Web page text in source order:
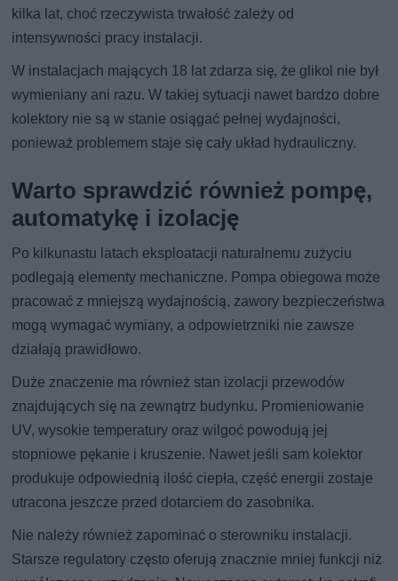
kilka lat, choć rzeczywista trwałość zależy od
intensywności pracy instalacji.
W instalacjach mających 18 lat zdarza się, że glikol nie był
wymieniany ani razu. W takiej sytuacji nawet bardzo dobre
kolektory nie są w stanie osiągać pełnej wydajności,
ponieważ problemem staje się cały układ hydrauliczny.
Warto sprawdzić również pompę,
automatykę i izolację
Po kilkunastu latach eksploatacji naturalnemu zużyciu
podlegają elementy mechaniczne. Pompa obiegowa może
pracować z mniejszą wydajnością, zawory bezpieczeństwa
mogą wymagać wymiany, a odpowietrzniki nie zawsze
działają prawidłowo.
Duże znaczenie ma również stan izolacji przewodów
znajdujących się na zewnątrz budynku. Promieniowanie
UV, wysokie temperatury oraz wilgoć powodują jej
stopniowe pękanie i kruszenie. Nawet jeśli sam kolektor
produkuje odpowiednią ilość ciepła, część energii zostaje
utracona jeszcze przed dotarciem do zasobnika.
Nie należy również zapominać o sterowniku instalacji.
Starsze regulatory często oferują znacznie mniej funkcji niż